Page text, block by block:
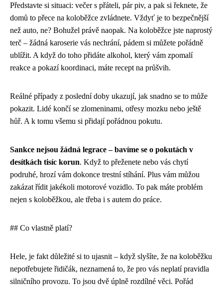
Představte si situaci: večer s přáteli, pár piv, a pak si řeknete, že
domů to přece na koloběžce zvládnete. Vždyť je to bezpečnější
než auto, ne? Bohužel právě naopak. Na koloběžce jste naprostý
terč – žádná karoserie vás nechrání, pádem si můžete pořádně
ublížit. A když do toho přidáte alkohol, který vám zpomalí
reakce a pokazí koordinaci, máte recept na průšvih.
Reálné případy z poslední doby ukazují, jak snadno se to může
pokazit. Lidé končí se zlomeninami, otřesy mozku nebo ještě
hůř. A k tomu všemu si přidají pořádnou pokutu.
Sankce nejsou žádná legrace – bavíme se o pokutách v
desítkách tisíc korun. Když to přeženete nebo vás chytí
podruhé, hrozí vám dokonce trestní stíhání. Plus vám můžou
zakázat řídit jakékoli motorové vozidlo. To pak máte problém
nejen s koloběžkou, ale třeba i s autem do práce.
## Co vlastně platí?
Hele, je fakt důležité si to ujasnit – když slyšíte, že na koloběžku
nepotřebujete řidičák, neznamená to, že pro vás neplatí pravidla
silničního provozu. To jsou dvě úplně rozdílné věci. Pořád